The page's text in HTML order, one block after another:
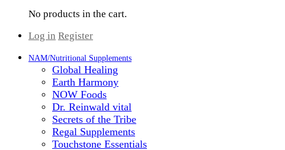
No products in the cart.
Log in Register
NAM/Nutritional Supplements
Global Healing
Earth Harmony
NOW Foods
Dr. Reinwald vital
Secrets of the Tribe
Regal Supplements
Touchstone Essentials